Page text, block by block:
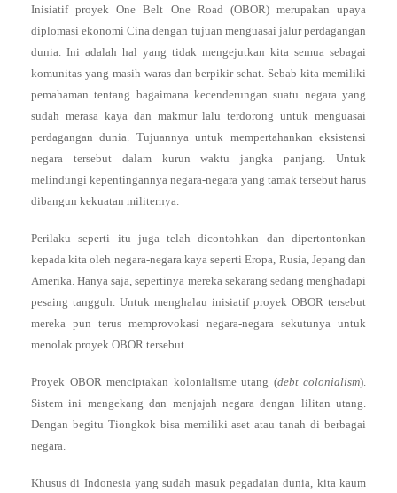
Inisiatif proyek One Belt One Road (OBOR) merupakan upaya
diplomasi ekonomi Cina dengan tujuan menguasai jalur perdagangan
dunia. Ini adalah hal yang tidak mengejutkan kita semua sebagai
komunitas yang masih waras dan berpikir sehat. Sebab kita memiliki
pemahaman tentang bagaimana kecenderungan suatu negara yang
sudah merasa kaya dan makmur lalu terdorong untuk menguasai
perdagangan dunia. Tujuannya untuk mempertahankan eksistensi
negara tersebut dalam kurun waktu jangka panjang. Untuk
melindungi kepentingannya negara-negara yang tamak tersebut harus
dibangun kekuatan militernya.
Perilaku seperti itu juga telah dicontohkan dan dipertontonkan
kepada kita oleh negara-negara kaya seperti Eropa, Rusia, Jepang dan
Amerika. Hanya saja, sepertinya mereka sekarang sedang menghadapi
pesaing tangguh. Untuk menghalau inisiatif proyek OBOR tersebut
mereka pun terus memprovokasi negara-negara sekutunya untuk
menolak proyek OBOR tersebut.
Proyek OBOR menciptakan kolonialisme utang (debt colonialism).
Sistem ini mengekang dan menjajah negara dengan lilitan utang.
Dengan begitu Tiongkok bisa memiliki aset atau tanah di berbagai
negara.
Khusus di Indonesia yang sudah masuk pegadaian dunia, kita kaum